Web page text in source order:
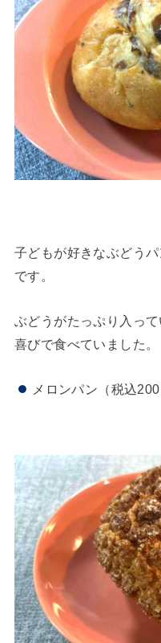
子どもが好きなぶどう
です。
ぶどうがたっぷり入っ
喜びで食べていました。
メロンパン（税込200